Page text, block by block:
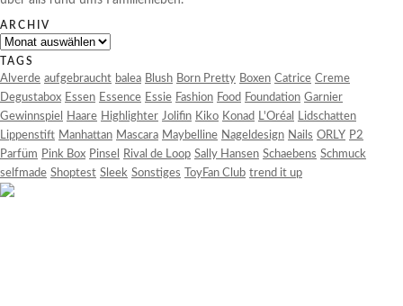
ARCHIV
Archiv
TAGS
Alverde aufgebraucht balea Blush Born Pretty Boxen Catrice Creme
Degustabox Essen Essence Essie Fashion Food Foundation Garnier
Gewinnspiel
Haare Highlighter Jolifin Kiko Konad L'Oréal
Lidschatten
Lippenstift Manhattan Mascara Maybelline Nageldesign Nails ORLY P2
Parfüm Pink Box Pinsel Rival de Loop Sally Hansen Schaebens Schmuck
selfmade Shoptest Sleek Sonstiges ToyFan Club trend it up